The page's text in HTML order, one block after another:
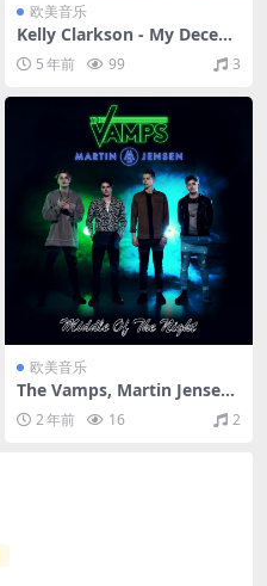
欧美音乐
Kelly Clarkson - My Decem
ber（2007/FLAC/分轨/486
M）5 年前 99 3
欧美音乐
The Vamps, Martin Jensen
- Middle Of The Night（201
7/FLAC/EP分轨/124M）
2 年前 16 2